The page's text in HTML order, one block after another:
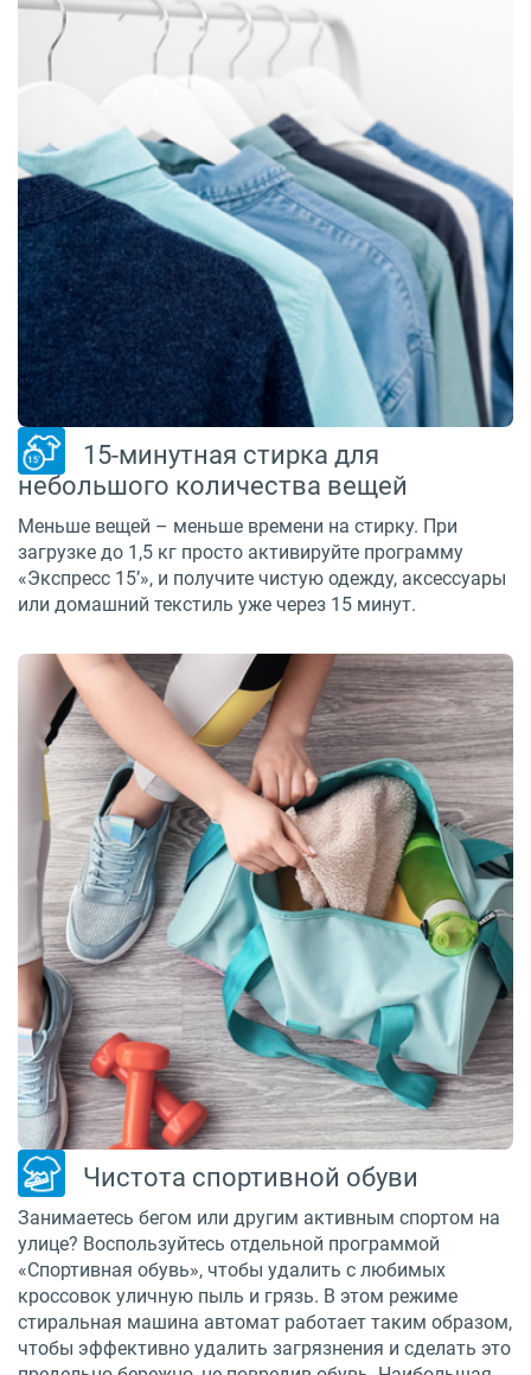
15-минутная стирка для
небольшого количества вещей
Меньше вещей – меньше времени на стирку. При
загрузке до 1,5 кг просто активируйте программу
«Экспресс 15’», и получите чистую одежду, аксессуары
или домашний текстиль уже через 15 минут.
Чистота спортивной обуви
Занимаетесь бегом или другим активным спортом на
улице? Воспользуйтесь отдельной программой
«Спортивная обувь», чтобы удалить с любимых
кроссовок уличную пыль и грязь. В этом режиме
стиральная машина автомат работает таким образом,
чтобы эффективно удалить загрязнения и сделать это